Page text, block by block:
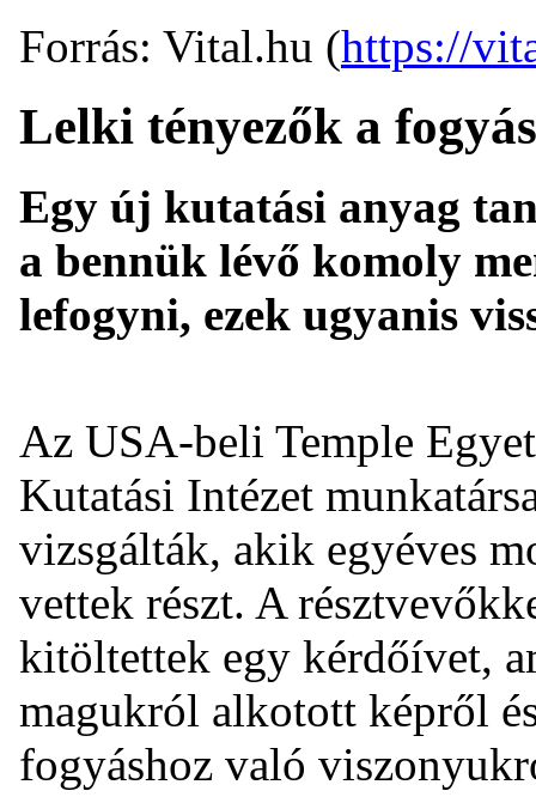
Forrás: Vital.hu (https://
Lelki tényezők a
Egy új kutatási anyag
a bennük lévő komoly
lefogyni, ezek ugyanis
Az USA-beli Temple
Kutatási Intézet
vizsgálták, akik egyéves
vettek részt. A
kitöltettek egy kérdőívet,
magukról alkotott képről
fogyáshoz való